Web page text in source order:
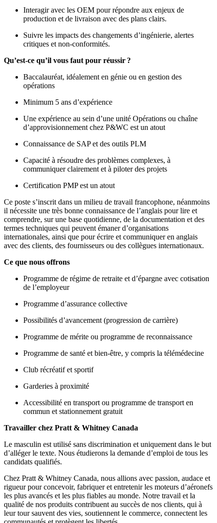
Interagir avec les OEM pour répondre aux enjeux de
production et de livraison avec des plans clairs.
Suivre les impacts des changements d’ingénierie, alertes
critiques et non-conformités.
Qu’est-ce qu’il vous faut pour réussir ?
Baccalauréat, idéalement en génie ou en gestion des
opérations
Minimum 5 ans d’expérience
Une expérience au sein d’une unité Opérations ou chaîne
d’approvisionnement chez P&WC est un atout
Connaissance de SAP et des outils PLM
Capacité à résoudre des problèmes complexes, à
communiquer clairement et à piloter des projets
Certification PMP est un atout
Ce poste s’inscrit dans un milieu de travail francophone, néanmoins
il nécessite une très bonne connaissance de l’anglais pour lire et
comprendre, sur une base quotidienne, de la documentation et des
termes techniques qui peuvent émaner d’organisations
internationales, ainsi que pour écrire et communiquer en anglais
avec des clients, des fournisseurs ou des collègues internationaux.
Ce que nous offrons
Programme de régime de retraite et d’épargne avec cotisation
de l’employeur
Programme d’assurance collective
Possibilités d’avancement (progression de carrière)
Programme de mérite ou programme de reconnaissance
Programme de santé et bien-être, y compris la télémédecine
Club récréatif et sportif
Garderies à proximité
Accessibilité en transport ou programme de transport en
commun et stationnement gratuit
Travailler chez Pratt & Whitney Canada
Le masculin est utilisé sans discrimination et uniquement dans le but
d’alléger le texte. Nous étudierons la demande d’emploi de tous les
candidats qualifiés.
Chez Pratt & Whitney Canada, nous allions avec passion, audace et
rigueur pour concevoir, fabriquer et entretenir les moteurs d’aéronefs
les plus avancés et les plus fiables au monde. Notre travail et la
qualité de nos produits contribuent au succès de nos clients, qui à
leur tour sauvent des vies, soutiennent le commerce, connectent les